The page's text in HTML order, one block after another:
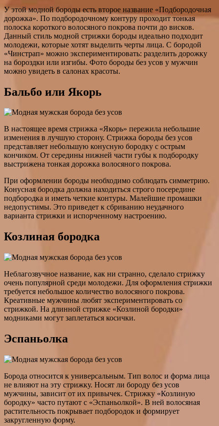
У этой модной бороды есть второе название «Подбородочная
дорожка». По подбородочному контуру проходит тонкая
полоска короткого волосяного покрова почти до висков.
Данный стиль модной стрижки бороды идеально подходит
молодежи, которые хотят выделить черты лица. С бородой
«Чинстрап» можно экспериментировать: разделить дорожку
на бороздки или изгибы. Фото бороды без усов у мужчин
можно увидеть в салонах красоты.
Бальбо или Якорь
В настоящее время стрижка «Якорь» пережила небольшие
изменения в лучшую сторону. Стрижка бороды без усов
представляет небольшую конусную бородку с острым
кончиком. От середины нижней части губы к подбородку
выстрижена тонкая дорожка волосяного покрова.
При оформлении бороды необходимо соблюдать симметрию.
Конусная бородка должна находиться строго посередине
подбородка и иметь четкие контуры. Малейшие промашки
недопустимы. Это приведет к сбриванию неудачного
варианта стрижки и испорченному настроению.
Козлиная бородка
Неблагозвучное название, как ни странно, сделало стрижку
очень популярной среди молодежи. Для оформления стрижки
требуется небольшое количество волосяного покрова.
Креативные мужчины любят экспериментировать со
стрижкой. На длинной стрижке «Козлиной бородки»
модниками могут заплетаться косички.
Эспаньолка
Борода относится к универсальным. Тип волос и форма лица
не влияют на эту стрижку. Носят ли бороду без усов
мужчины, зависит от их привычек. Стрижку «Козлиную
бородку» часто путают с «Эспаньолкой». В ней волосяная
растительность покрывает подбородок и формирует
закругленную форму.